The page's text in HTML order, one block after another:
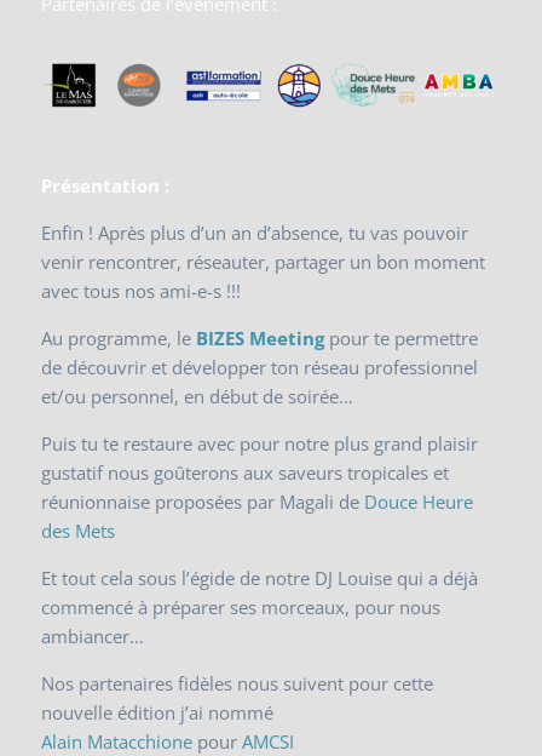
Présentation :
Enfin ! Après plus d’un an d’absence, tu vas pouvoir
venir rencontrer, réseauter, partager un bon moment
avec tous nos ami-e-s !!!
Au programme, le BIZES Meetingpour te permettre
de découvrir et développer ton réseau professionnel
et/ou personnel, en début de soirée…
Puis tu te restaure avec pour notre plus grand plaisir
gustatif nous goûterons aux saveurs tropicales et
réunionnaise proposées par Magali de Douce Heure
des Mets
Et tout cela sous l’égide de notre DJ Louise qui a déjà
commencé à préparer ses morceaux, pour nous
ambiancer…
Nos partenaires fidèles nous suivent pour cette
nouvelle édition j’ai nommé
Alain Matacchione pourAMCSI